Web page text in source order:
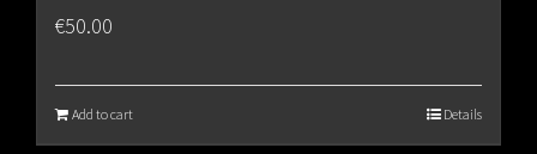
€50.00
Add to cart Details